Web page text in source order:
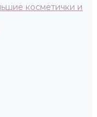
косметички и